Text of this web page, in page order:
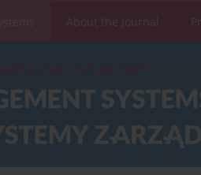
About the Journal